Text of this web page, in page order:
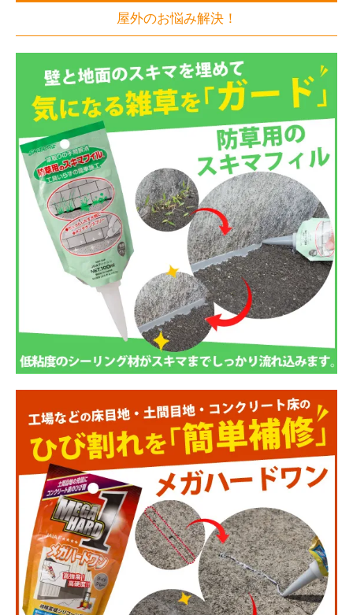
屋外のお悩み解決！